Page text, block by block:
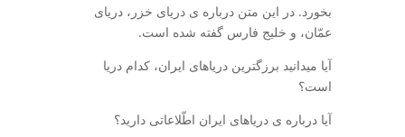
بخورد. در این متن درباره­ ی دریای خزر، دریای
عمّان، و خلیج فارس گفته شده است.
آیا می­دانید برزگترین دریاهای ایران، کدام دریا
است؟
آیا درباره­ ی دریاهای ایران اطّلاعاتی دارید؟